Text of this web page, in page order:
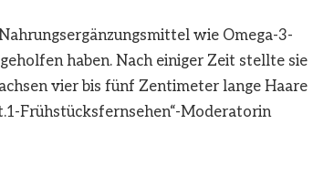
wie Omega-3-
haben. Nach einiger Zeit stellte sie
vier bis fünf Zentimeter lange Haare
Frühstücksfernsehen“-Moderatorin